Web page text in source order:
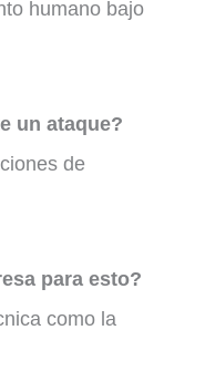
humano bajo
un ataque?
de
para esto?
como la